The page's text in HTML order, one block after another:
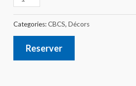
Categories:CBCS, Décors
Reserver